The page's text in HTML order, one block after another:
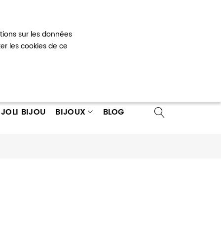
sur les données
les cookies de ce
compte
BIJOU BIJOUX BLOG